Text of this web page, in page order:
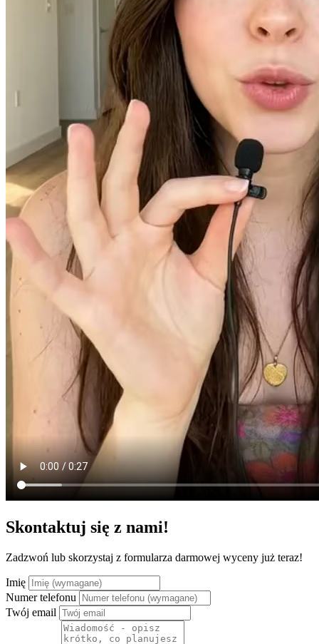
Skontaktuj się z nami!
Zadzwoń lub skorzystaj z formularza darmowej wyceny już teraz!
Imię
Numer telefonu
Twój email